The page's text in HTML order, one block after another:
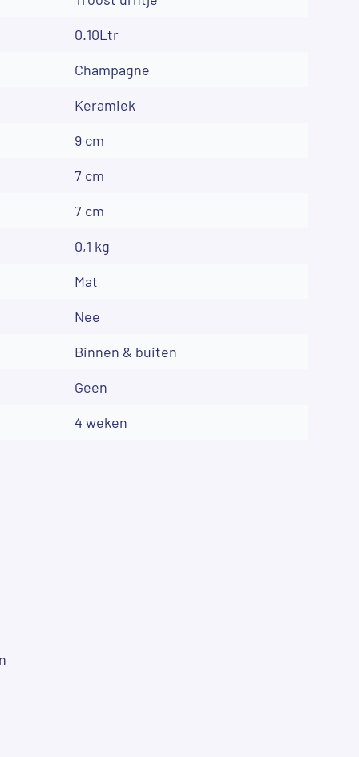
0.10Ltr
Champagne
Keramiek
9 cm
7 cm
7 cm
0,1 kg
Mat
Nee
Binnen & buiten
Geen
4 weken